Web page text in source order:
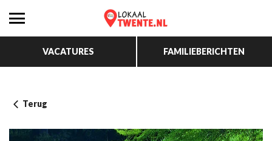
VACATURES FAMILIEBERICHTEN
Terug